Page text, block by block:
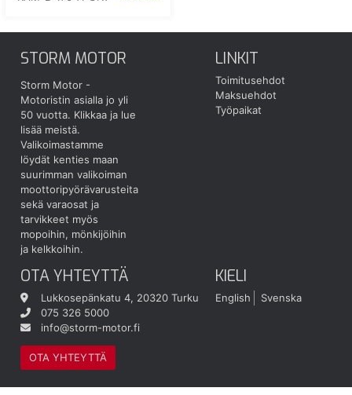
STORM MOTOR
Storm Motor -
Motoristin asialla jo yli
50 vuotta. Klikkaa ja lue
lisää meistä.
Valikoimastamme
löydät kenties maan
suurimman valikoiman
moottoripyörävarusteita
sekä varaosat ja
tarvikkeet myös
mopoihin, mönkijöihin
ja kelkkoihin.
LINKIT
Toimitusehdot
Maksuehdot
Työpaikat
OTA YHTEYTTÄ
Lukkosepänkatu 4, 20320 Turku
075 326 5000
info@storm-motor.fi
OTA YHTEYTTÄ
KIELI
English Svenska